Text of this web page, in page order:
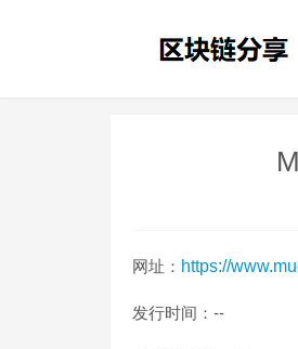
网址： https://
发行时间：--